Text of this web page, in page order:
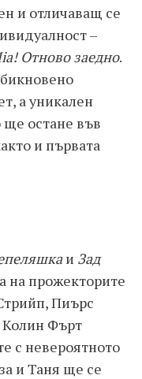
и отличаващ се
–
Отново заедно.
а уникален
ще остане във
и първата
и Зад
на прожекторите
Пиърс
Колин Фърт
с невероятното
и Таня ще се